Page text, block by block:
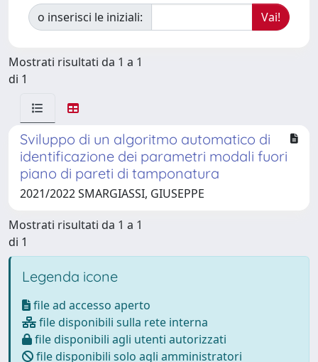
o inserisci le iniziali:
Mostrati risultati da 1 a 1
di 1
Sviluppo di un algoritmo automatico di
identificazione dei parametri modali fuori
piano di pareti di tamponatura
2021/2022 SMARGIASSI, GIUSEPPE
Mostrati risultati da 1 a 1
di 1
Legenda icone
file ad accesso aperto
file disponibili sulla rete interna
file disponibili agli utenti autorizzati
file disponibili solo agli amministratori